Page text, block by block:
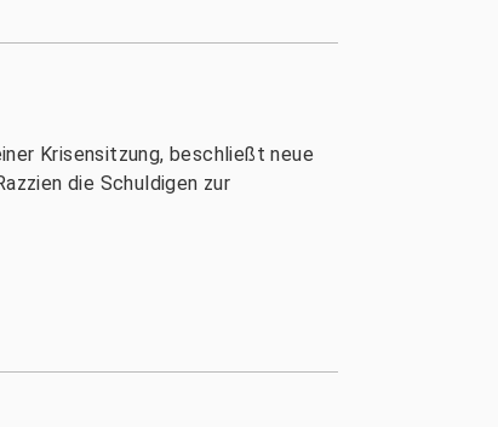
Krisensitzung, beschließt neue
die Schuldigen zur